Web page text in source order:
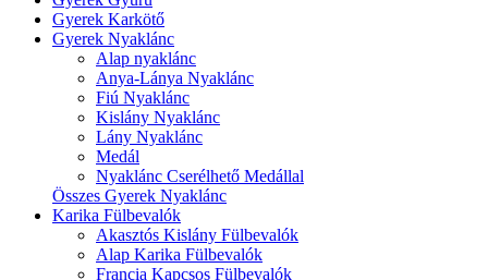
Gyerek Karkötő
Gyerek Nyaklánc
Alap nyaklánc
Anya-Lánya Nyaklánc
Fiú Nyaklánc
Kislány Nyaklánc
Lány Nyaklánc
Medál
Nyaklánc Cserélhető Medállal
Összes Gyerek Nyaklánc
Karika Fülbevalók
Akasztós Kislány Fülbevalók
Alap Karika Fülbevalók
Francia Kapcsos Fülbevalók